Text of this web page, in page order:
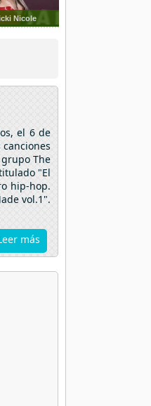
Nicole
el 6 de
The
"El
hip-hop.
vol.1".
más